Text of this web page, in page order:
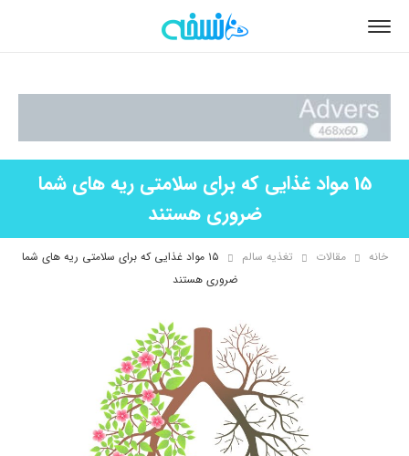
15 مواد غذایی که برای سلامتی ریه های شما
ضروری هستند
خانه مقالات تغذیه سالم
۱۵ مواد غذایی که برای سلامتی ریه های شما
ضروری هستند